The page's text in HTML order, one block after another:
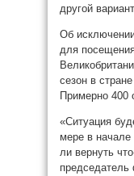
другой
Об
для
сезон в
Примерно 400
«Ситуация
мере в
ли вернуть